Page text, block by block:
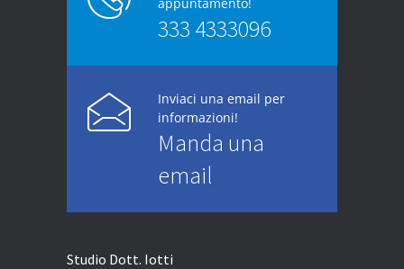
333 4333096
Inviaci una email per
informazioni!
Manda una
email
Studio Dott. Iotti